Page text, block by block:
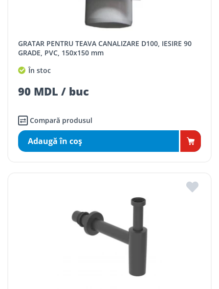
GRATAR PENTRU TEAVA CANALIZARE D100, IESIRE 90
GRADE, PVC, 150x150 mm
În stoc
90 MDL / buc
Compară produsul
Adaugă în coş